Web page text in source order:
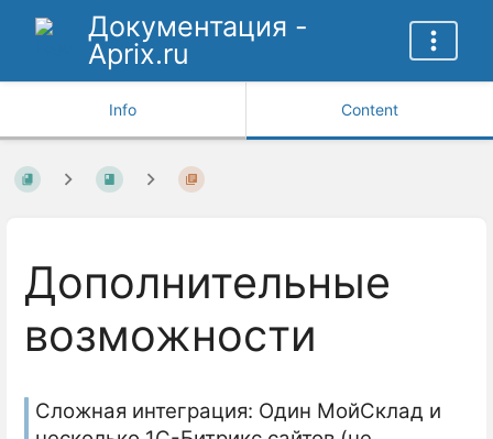
Документация -
Aprix.ru
Info Content
Дополнительные
возможности
Сложная интеграция: Один МойСклад и